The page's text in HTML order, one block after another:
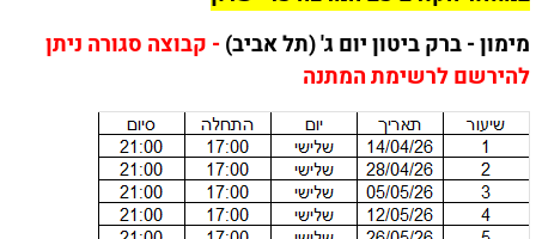
מימון - ברק ביטון יום ג' (תל אביב)- קבוצה סגורה ניתן
להירשם לרשימת המתנה